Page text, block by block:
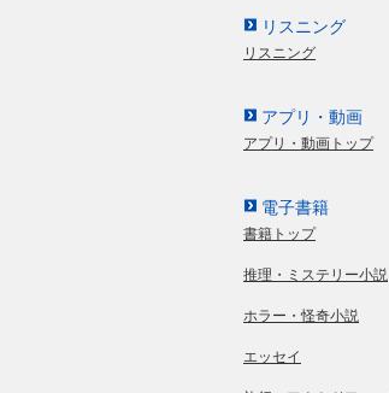
リスニング
リスニング
アプリ・動画
アプリ・動画トップ
電子書籍
書籍トップ
推理・ミステリー小説
ホラー・怪奇小説
エッセイ